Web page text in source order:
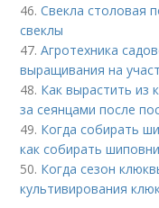
46.Свекла столовая
свеклы
47.Агротехника
выращивания на
48. Как вырастить из
за сеянцами после
49. Когда собирать
как собирать
50. Когда сезон
культивирования